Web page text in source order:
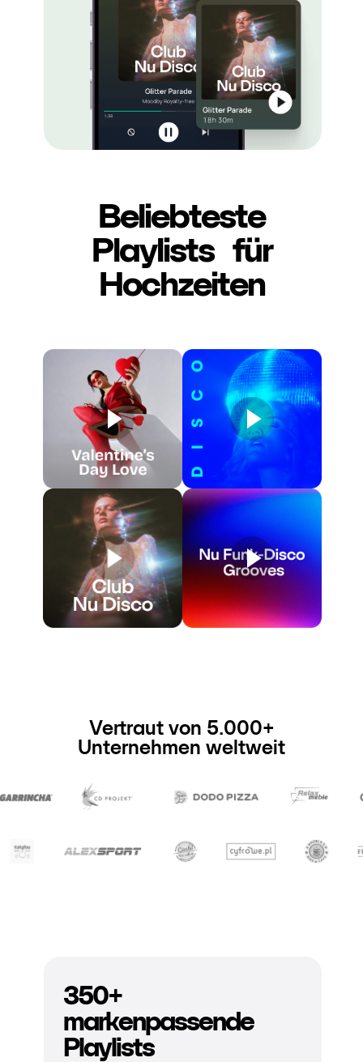
Beliebteste
Playlists für
Hochzeiten
Vertraut von 5.000+
Unternehmen weltweit
350+
markenpassende
Playlists